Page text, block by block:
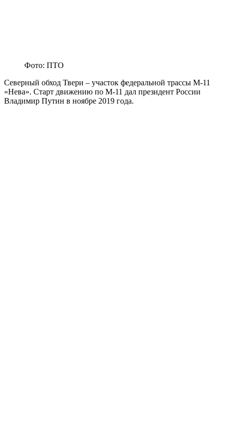
Фото: ПТО
Северный обход Твери – участок федеральной трассы М-11
«Нева». Старт движению по М-11 дал президент России
Владимир Путин в ноябре 2019 года.